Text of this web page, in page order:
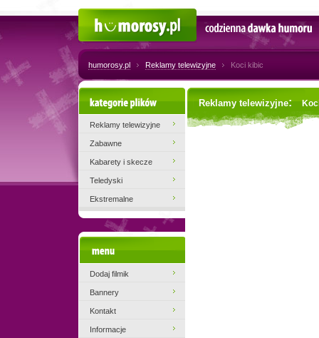
Codzienna dawka humoru
humorosy.pl Reklamy telewizyjne Koci kibic
Reklamy telewizyjne:
Kategorie plików
Reklamy telewizyjne
Zabawne
Kabarety i skecze
Teledyski
Ekstremalne
Dodaj filmik
Bannery
Kontakt
Informacje